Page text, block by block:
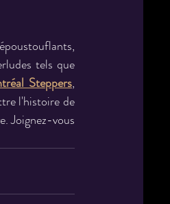
tels que
Steppers,
l'histoire de
Joignez-vous